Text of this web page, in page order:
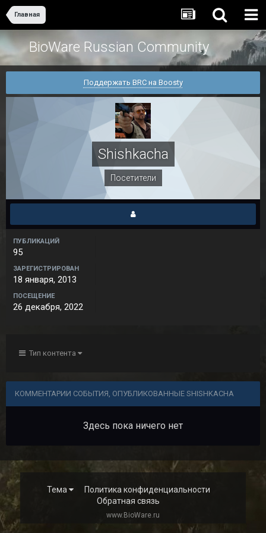
Главная
BioWare Russian Community
Поддержать BRC на Boosty
Shishkacha
Посетители
ПУБЛИКАЦИЙ
95
ЗАРЕГИСТРИРОВАН
18 января, 2013
ПОСЕЩЕНИЕ
26 декабря, 2022
Тип контента
КОММЕНТАРИИ СОБЫТИЯ, ОПУБЛИКОВАННЫЕ SHISHKACHA
Здесь пока ничего нет
Тема
Политика конфиденциальности
Обратная связь
www.BioWare.ru